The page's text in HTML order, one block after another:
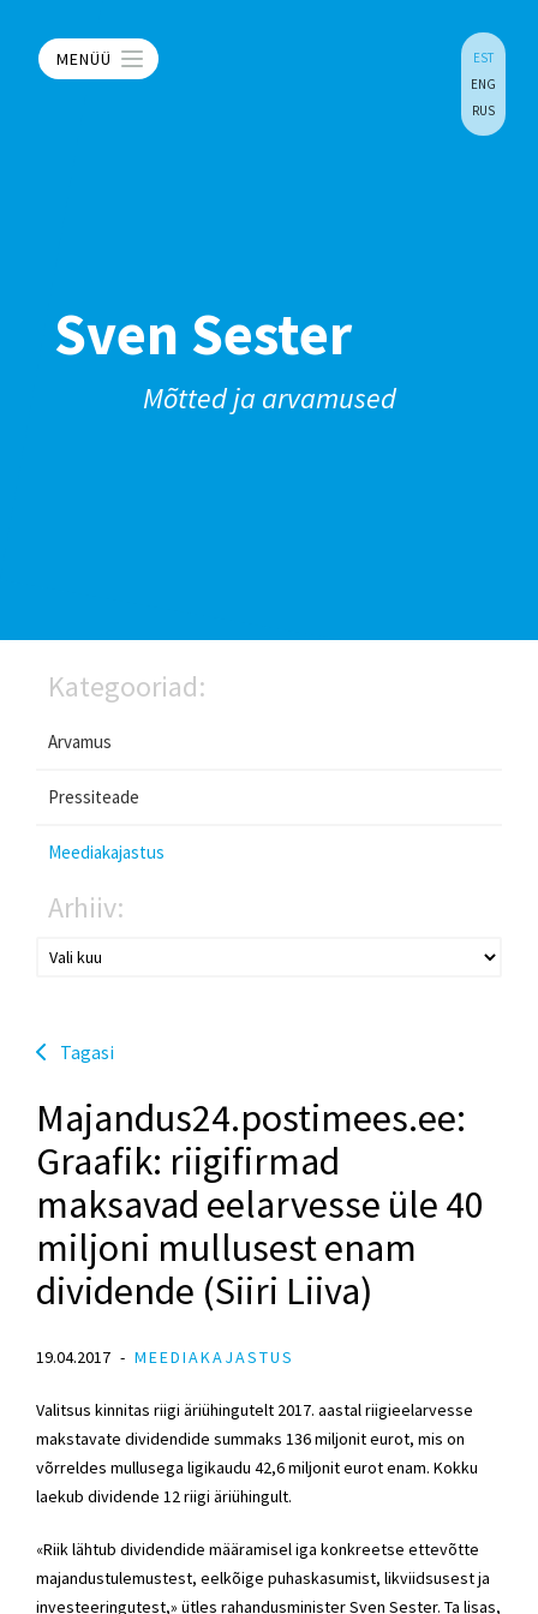
MENÜÜ
EST
ENG
RUS
Sven Sester
Mõtted ja arvamused
Kategooriad:
Arvamus
Pressiteade
Meediakajastus
Arhiiv:
Tagasi
Majandus24.postimees.ee:
Graafik: riigifirmad
maksavad eelarvesse üle 40
miljoni mullusest enam
dividende (Siiri Liiva)
19.04.2017 MEEDIAKAJASTUS
Valitsus kinnitas riigi äriühingutelt 2017. aastal riigieelarvesse
makstavate dividendide summaks 136 miljonit eurot, mis on
võrreldes mullusega ligikaudu 42,6 miljonit eurot enam. Kokku
laekub dividende 12 riigi äriühingult.
«Riik lähtub dividendide määramisel iga konkreetse ettevõtte
majandustulemustest, eelkõige puhaskasumist, likviidsusest ja
investeeringutest,» ütles rahandusminister Sven Sester. Ta lisas,